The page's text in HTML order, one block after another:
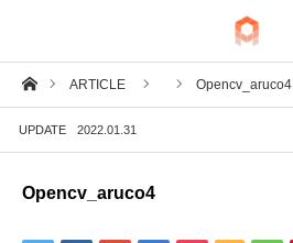
ホームARTICLE Opencv_aruco4
UPDATE 2022.01.31
Opencv_aruco4
BIM
IoT